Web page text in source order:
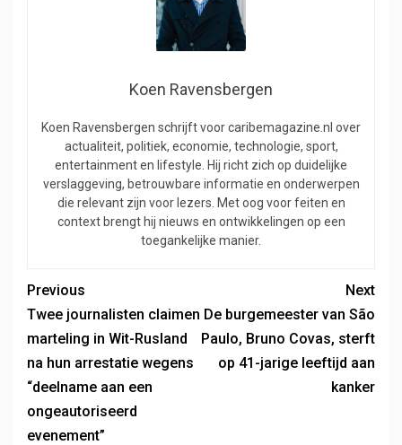
Koen Ravensbergen
Koen Ravensbergen schrijft voor caribemagazine.nl over
actualiteit, politiek, economie, technologie, sport,
entertainment en lifestyle. Hij richt zich op duidelijke
verslaggeving, betrouwbare informatie en onderwerpen
die relevant zijn voor lezers. Met oog voor feiten en
context brengt hij nieuws en ontwikkelingen op een
toegankelijke manier.
Previous
Twee journalisten claimen
marteling in Wit-Rusland
na hun arrestatie wegens
“deelname aan een
ongeautoriseerd
evenement”
Next
De burgemeester van São
Paulo, Bruno Covas, sterft
op 41-jarige leeftijd aan
kanker